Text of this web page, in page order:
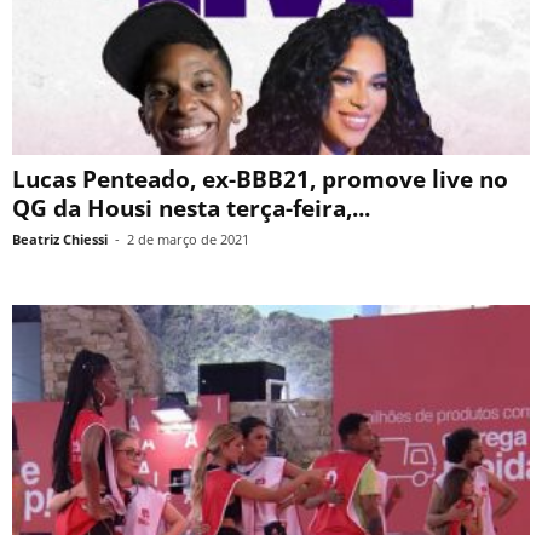
Lucas Penteado, ex-BBB21, promove live no
QG da Housi nesta terça-feira,...
Beatriz Chiessi - 2 de março de 2021